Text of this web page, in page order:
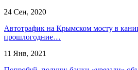
24 Сен, 2020
Автотрафик на Крымском мосту в
прошлогодние…
11 Янв, 2021